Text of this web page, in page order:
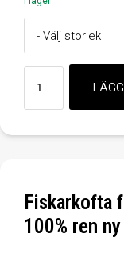
Fiskarkofta
100% ren ny